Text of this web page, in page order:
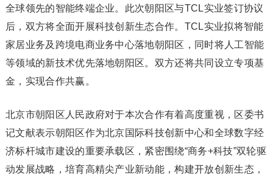
全球领先的智能终端企业。此次朝阳区与TCL实业签订协议
后，双方将全面开展科技创新生态合作。TCL实业拟将智能
家居业务及跨境电商业务中心落地朝阳区，同时将人工智能
等领域的新技术优先落地朝阳区。双方还将共同设立专项基
金，实现合作共赢。
北京市朝阳区人民政府对于本次合作有着高度重视，区委书
记文献表示朝阳区作为北京国际科技创新中心和全球数字经
济标杆城市建设的重要承载区，紧密围绕“商务+科技”双轮驱
动发展战略，培育高精尖产业新动能，构建开放创新生态，